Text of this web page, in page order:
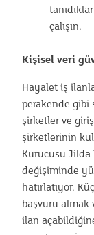
çalışın.
Kişisel veri
Hayalet iş
perakende
şirketler ve
şirketlerinin
Kurucusu Jilda
değişiminde
hatırlatıyor.
başvuru almak
ilan